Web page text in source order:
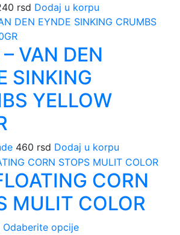
na
rsd Dodaj u korpu
VAN DEN
SINKING
YELLOW
460 rsd Dodaj u korpu
CORN
MULIT COLOR
Odaberite opcije